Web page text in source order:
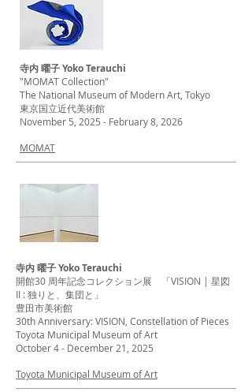
寺内 曜子 Yoko Terauchi
"MOMAT Collection"
The National Museum of Modern Art, Tokyo
東京国立近代美術館
November 5, 2025 - February 8, 2026
MOMAT
寺内 曜子 Yoko Terauchi
開館30 周年記念コレクション展 「VISION | 星図
II : 独りと、集団と」
豊田市美術館
30th Anniversary: VISION, Constellation of Pieces
Toyota Municipal Museum of Art
October 4 - December 21, 2025
Toyota Municipal Museum of Art